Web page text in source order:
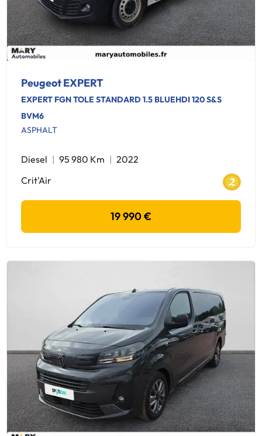
Peugeot EXPERT
EXPERT FGN TOLE STANDARD 1.5 BLUEHDI 120 S&S
BVM6
ASPHALT
Diesel 95 980 Km
2022
Crit'Air
19 990 €